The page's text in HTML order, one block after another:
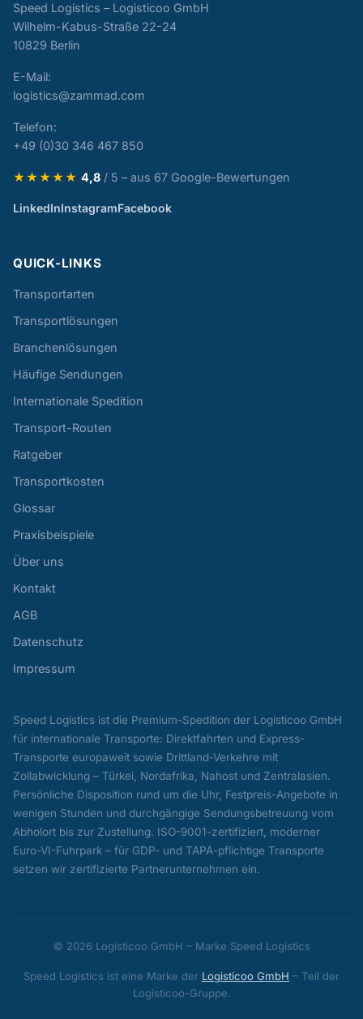
Speed Logistics – Logisticoo GmbH
Wilhelm-Kabus-Straße 22-24
10829 Berlin
E-Mail:
logistics@zammad.com
Telefon:
+49 (0)30 346 467 850
★★★★★ 4,8 / 5 – aus 67 Google-Bewertungen
LinkedInInstagramFacebook
QUICK-LINKS
Transportarten
Transportlösungen
Branchenlösungen
Häufige Sendungen
Internationale Spedition
Transport-Routen
Ratgeber
Transportkosten
Glossar
Praxisbeispiele
Über uns
Kontakt
AGB
Datenschutz
Impressum
Speed Logistics ist die Premium-Spedition der Logisticoo GmbH
für internationale Transporte: Direktfahrten und Express-
Transporte europaweit sowie Drittland-Verkehre mit
Zollabwicklung – Türkei, Nordafrika, Nahost und Zentralasien.
Persönliche Disposition rund um die Uhr, Festpreis-Angebote in
wenigen Stunden und durchgängige Sendungsbetreuung vom
Abholort bis zur Zustellung. ISO-9001-zertifiziert, moderner
Euro-VI-Fuhrpark – für GDP- und TAPA-pflichtige Transporte
setzen wir zertifizierte Partnerunternehmen ein.
© 2026 Logisticoo GmbH – Marke Speed Logistics
Speed Logistics ist eine Marke der Logisticoo GmbH – Teil der
Logisticoo-Gruppe.